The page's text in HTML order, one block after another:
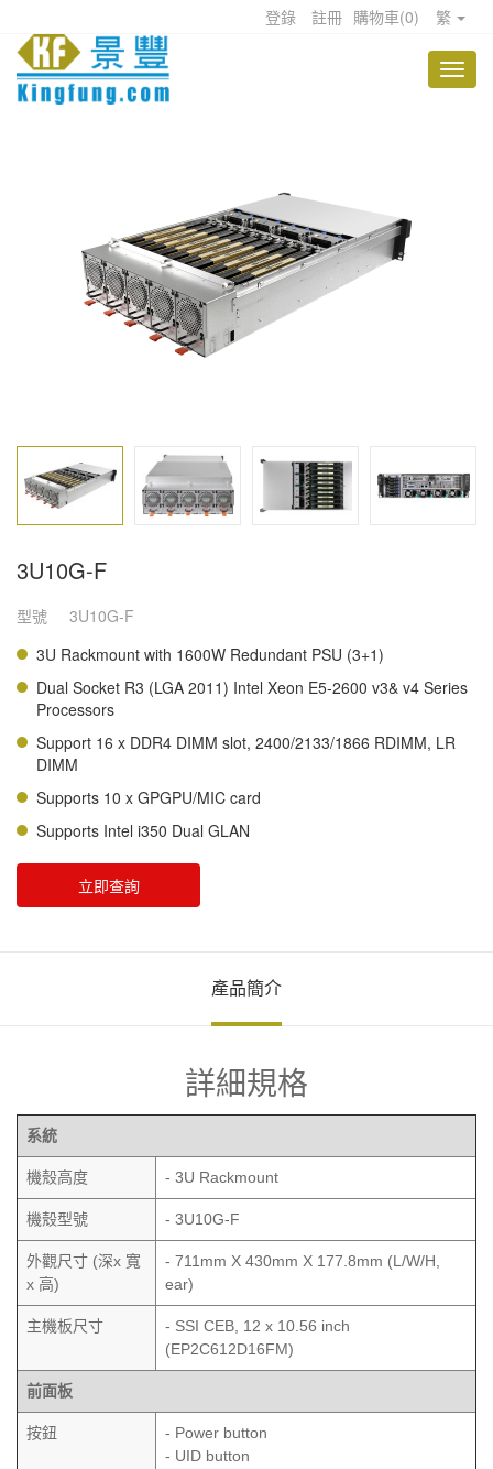
登錄 註冊 購物車(0) 繁
3U10G-F
型號
3U10G-F
3U Rackmount with 1600W Redundant PSU (3+1)
Dual Socket R3 (LGA 2011) Intel Xeon E5-2600 v3& v4 Series
Processors
Support 16 x DDR4 DIMM slot, 2400/2133/1866 RDIMM, LR
DIMM
Supports 10 x GPGPU/MIC card
Supports Intel i350 Dual GLAN
立即查詢
產品簡介
詳細規格
系統
機殼高度 - 3U Rackmount
機殼型號 - 3U10G-F
外觀尺寸 (深x 寬
x 高)
- 711mm X 430mm X 177.8mm (L/W/H,
ear)
主機板尺寸 - SSI CEB, 12 x 10.56 inch
(EP2C612D16FM)
前面板
按鈕
- Power button
- UID button